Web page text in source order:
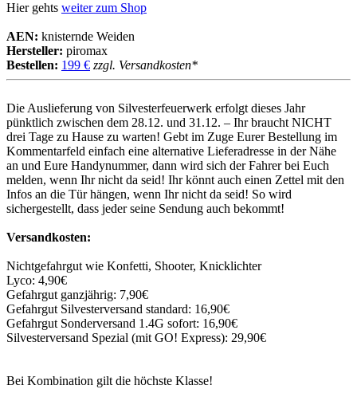
Hier gehts weiter zum Shop
AEN: knisternde Weiden
Hersteller: piromax
Bestellen: 199 € zzgl. Versandkosten*
Die Auslieferung von Silvesterfeuerwerk erfolgt dieses Jahr
pünktlich zwischen dem 28.12. und 31.12. – Ihr braucht NICHT
drei Tage zu Hause zu warten! Gebt im Zuge Eurer Bestellung im
Kommentarfeld einfach eine alternative Lieferadresse in der Nähe
an und Eure Handynummer, dann wird sich der Fahrer bei Euch
melden, wenn Ihr nicht da seid! Ihr könnt auch einen Zettel mit den
Infos an die Tür hängen, wenn Ihr nicht da seid! So wird
sichergestellt, dass jeder seine Sendung auch bekommt!
Versandkosten:
Nichtgefahrgut wie Konfetti, Shooter, Knicklichter
Lyco: 4,90€
Gefahrgut ganzjährig: 7,90€
Gefahrgut Silvesterversand standard: 16,90€
Gefahrgut Sonderversand 1.4G sofort: 16,90€
Silvesterversand Spezial (mit GO! Express): 29,90€
Bei Kombination gilt die höchste Klasse!